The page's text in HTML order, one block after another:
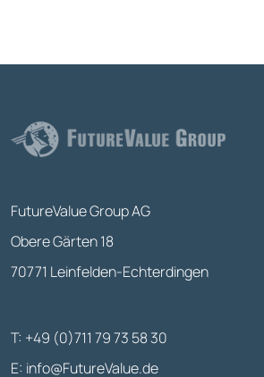
FutureValue Group AG
Obere Gärten 18
70771 Leinfelden-Echterdingen
T: +49 (0)711 79 73 58 30
E: info@FutureValue.de